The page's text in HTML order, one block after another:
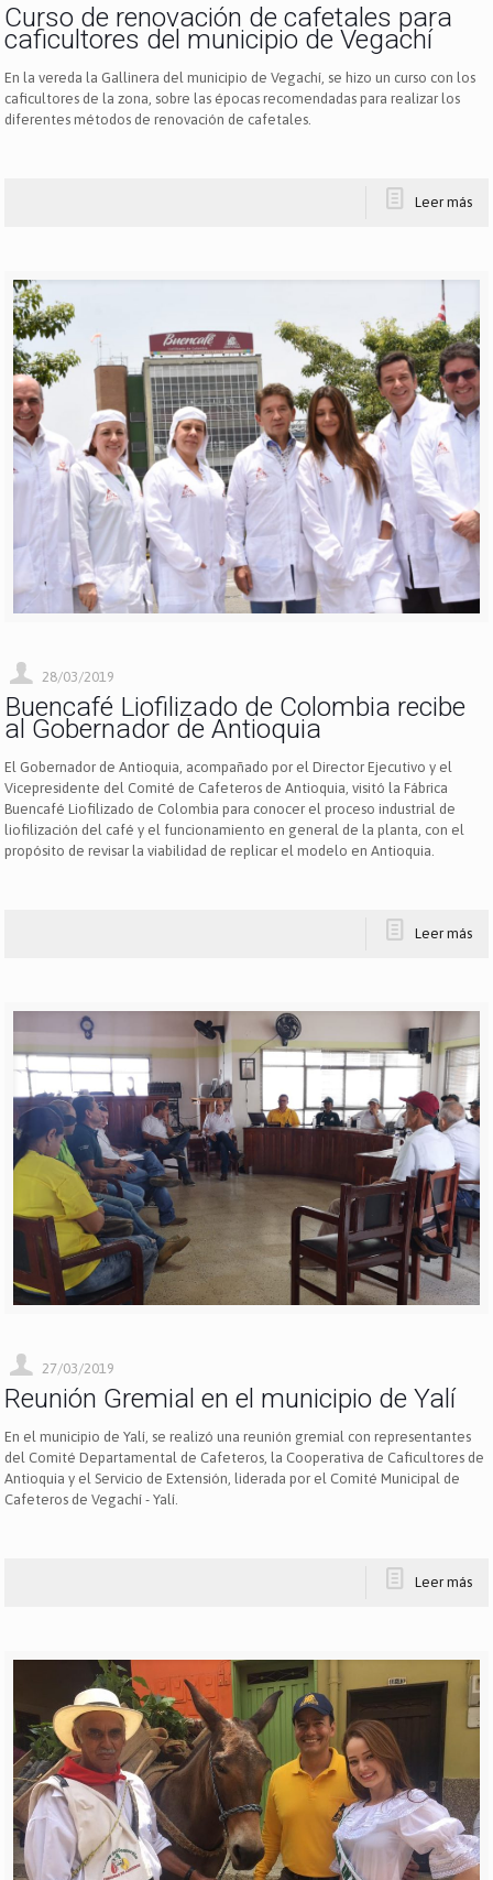
Curso de renovación de cafetales para
caficultores del municipio de Vegachí
En la vereda la Gallinera del municipio de Vegachí, se hizo un curso con los
caficultores de la zona, sobre las épocas recomendadas para realizar los
diferentes métodos de renovación de cafetales.
Leer más
28/03/2019
Buencafé Liofilizado de Colombia recibe
al Gobernador de Antioquia
El Gobernador de Antioquia, acompañado por el Director Ejecutivo y el
Vicepresidente del Comité de Cafeteros de Antioquia, visitó la Fábrica
Buencafé Liofilizado de Colombia para conocer el proceso industrial de
liofilización del café y el funcionamiento en general de la planta, con el
propósito de revisar la viabilidad de replicar el modelo en Antioquia.
Leer más
27/03/2019
Reunión Gremial en el municipio de Yalí
En el municipio de Yalí, se realizó una reunión gremial con representantes
del Comité Departamental de Cafeteros, la Cooperativa de Caficultores de
Antioquia y el Servicio de Extensión, liderada por el Comité Municipal de
Cafeteros de Vegachí - Yalí.
Leer más